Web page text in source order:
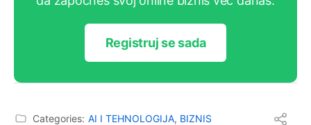
Registruj se sada
Categories: AI I TEHNOLOGIJA, BIZNIS